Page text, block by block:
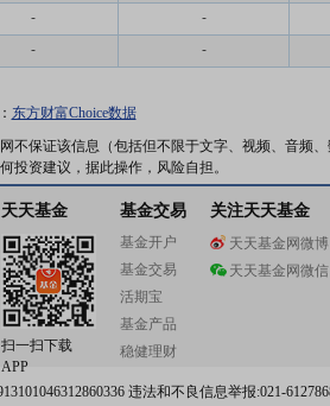
- -
- -
东方财富Choice数据
不保证该信息（包括但不限于文字、视频、音频
投资建议，据此操作，风险自担。
天天基金
扫一扫下载
APP
基金交易
基金开户
基金交易
活期宝
基金产品
稳健理财
关注天天基金
天天基金网微博
天天基金网微信
违法和不良信息举报:021-